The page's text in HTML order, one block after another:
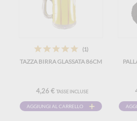
(1)
TAZZA BIRRA GLASSATA 86CM
4,26 € TASSE INCLUSE
AGGIUNGI AL CARRELLO